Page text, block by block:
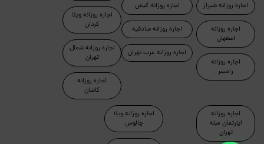
اجاره روزانه شیراز
اجاره روزانه
اصفهان
اجاره روزانه
رامسر
اجاره روزانه کیش
اجاره روزانه صادقیه
اجاره روزانه غرب تهران
اجاره روزانه ویلا
کردان
اجاره روزانه شمال
تهران
اجاره روزانه
کاشان
اجاره روزانه
آپارتمان مبله
تهران
اجاره روزانه ویلا
چالوس